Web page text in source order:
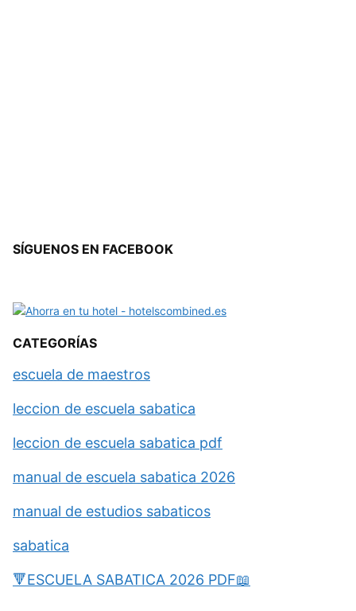
SÍGUENOS EN FACEBOOK
CATEGORÍAS
escuela de maestros
leccion de escuela sabatica
leccion de escuela sabatica pdf
manual de escuela sabatica 2026
manual de estudios sabaticos
sabatica
🔻ESCUELA SABATICA 2026 PDF📖